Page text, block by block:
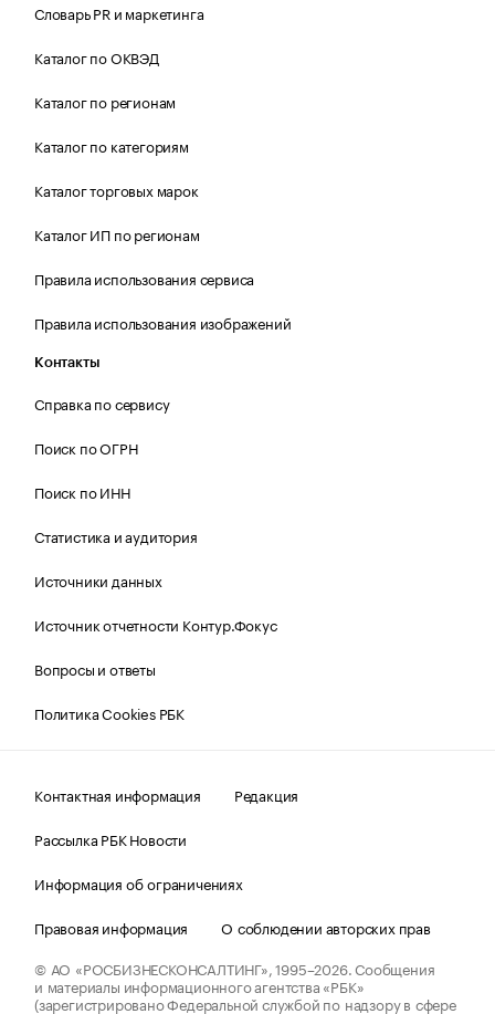
Словарь PR и маркетинга
Каталог по ОКВЭД
Каталог по регионам
Каталог по категориям
Каталог торговых марок
Каталог ИП по регионам
Правила использования сервиса
Правила использования изображений
Контакты
Справка по сервису
Поиск по ОГРН
Поиск по ИНН
Статистика и аудитория
Источники данных
Источник отчетности Контур.Фокус
Вопросы и ответы
Политика Cookies РБК
Контактная информация
Редакция
Рассылка РБК Новости
Информация об ограничениях
Правовая информация
О соблюдении авторских прав
© АО «РОСБИЗНЕСКОНСАЛТИНГ»,1995–2026.Сообщения
и материалы информационного агентства «РБК»
(зарегистрировано Федеральной службой по надзору в сфере